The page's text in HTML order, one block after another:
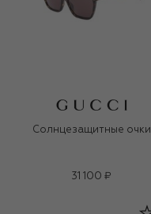
Солнцезащитные очки
31 100 ₽